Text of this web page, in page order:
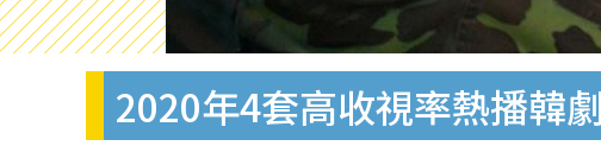
2020年4套高收視率熱播韓